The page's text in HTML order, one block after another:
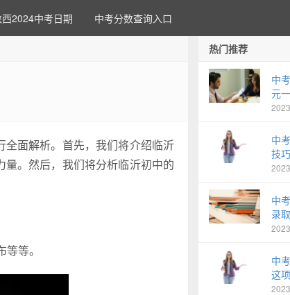
西2024中考日期 中考分数查询入口
面解析。首先，我们将介绍临沂
。然后，我们将分析临沂初中的
等。
热门推荐
中
元
中
技
中
录
中
这